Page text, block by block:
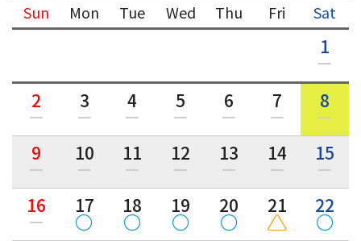
Sun Mon Tue Wed Thu Fri Sat
1
2 3 4 5 6 7 8
9 10 11 12 13 14 15
16 17 18 19 20 21 22
和詩倶楽部ウェブショップ
紙漉き体験ご予約